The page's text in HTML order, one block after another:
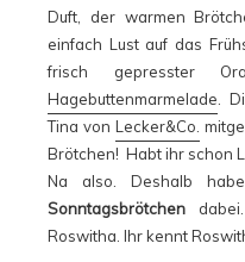
Duft, der warmen
einfach Lust auf das
frisch gepresster
Hagebuttenmarmelade .
Tina von Lecker&Co.
Brötchen! Habt ihr schon
Na also. Deshalb
Sonntagsbrötchen
Roswitha. Ihr kennt